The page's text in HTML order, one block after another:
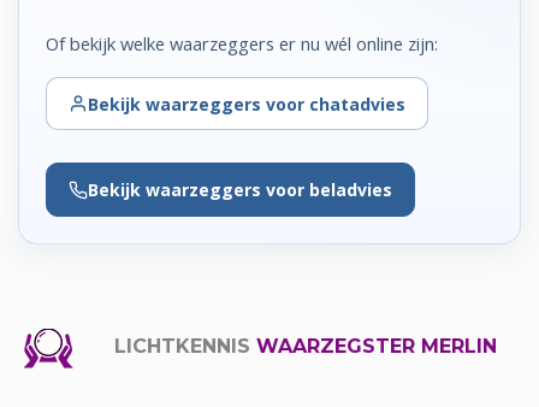
Of bekijk welke waarzeggers er nu wél online zijn:
Bekijk waarzeggers voor chatadvies
Bekijk waarzeggers voor beladvies
LICHTKENNIS WAARZEGSTER MERLIN